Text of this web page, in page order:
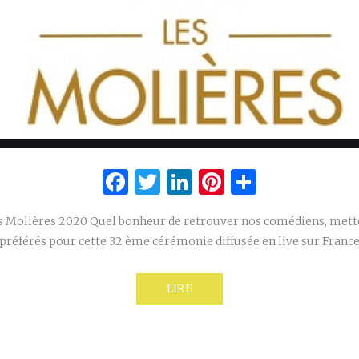
Facebook
Twitter
LinkedIn
Pinterest
Molières 2020 Quel bonheur de retrouver nos comédiens,
pour cette 32 ème cérémonie diffusée en live sur
LIRE